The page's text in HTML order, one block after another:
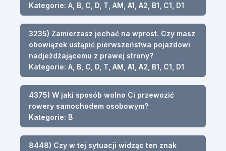
Kategorie: A, B, C, D, T, AM, A1, A2, B1, C1, D1
3235) Zamierzasz jechać na wprost. Czy masz
obowiązek ustąpić pierwszeństwa pojazdowi
nadjeżdżającemu z prawej strony?
Kategorie: A, B, C, D, T, AM, A1, A2, B1, C1, D1
4375) W jaki sposób wolno Ci przewozić
rowery samochodem osobowym?
Kategorie: B
8448) Czy w tej sytuacji widząc ten znak